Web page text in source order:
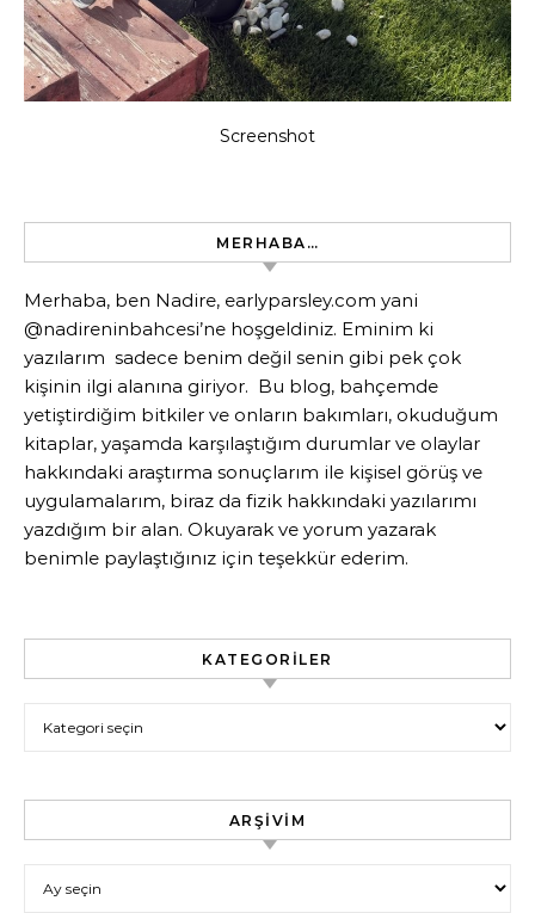
Screenshot
MERHABA…
Merhaba, ben Nadire, earlyparsley.com yani
@nadireninbahcesi’ne hoşgeldiniz. Eminim ki
yazılarım sadece benim değil senin gibi pek çok
kişinin ilgi alanına giriyor. Bu blog, bahçemde
yetiştirdiğim bitkiler ve onların bakımları, okuduğum
kitaplar, yaşamda karşılaştığım durumlar ve olaylar
hakkındaki araştırma sonuçlarım ile kişisel görüş ve
uygulamalarım, biraz da fizik hakkındaki yazılarımı
yazdığım bir alan. Okuyarak ve yorum yazarak
benimle paylaştığınız için teşekkür ederim.
KATEGORILER
ARŞIVIM